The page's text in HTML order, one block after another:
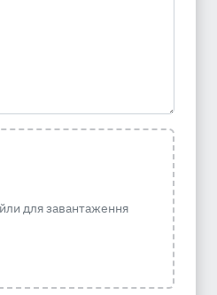
для завантаження